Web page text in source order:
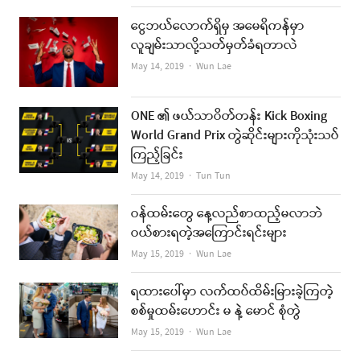
ငွေဘယ်လောက်ရှိမှ အမေရိကန်မှာ
လူချမ်းသာလို့သတ်မှတ်ခံရတာလဲ
May 14, 2019 Author
Wun Lae
ONE ၏ ဖယ်သာဝိတ်တန်း Kick Boxing
World Grand Prix တွဲဆိုင်းများကိုသုံးသပ်
ကြည့်ခြင်း
May 14, 2019 Author
Tun Tun
ဝန်ထမ်းတွေ နေ့လည်စာထည့်မလာဘဲ
ဝယ်စားရတဲ့အကြောင်းရင်းများ
May 15, 2019 Author
Wun Lae
ရထားပေါ်မှာ လက်ထပ်ထိမ်းမြားခဲ့ကြတဲ့
စစ်မှုထမ်းဟောင်း မ နဲ့ မောင် စုံတွဲ
May 15, 2019 Author
Wun Lae